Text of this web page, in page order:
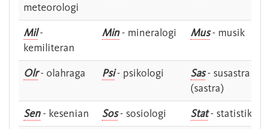
meteorologi
Mil-
kemiliteran
Min- mineralogi Mus- musik
Olr- olahraga Psi- psikologi Sas- susastra -
(sastra)
Sen- kesenian Sos- sosiologi Stat- statistik